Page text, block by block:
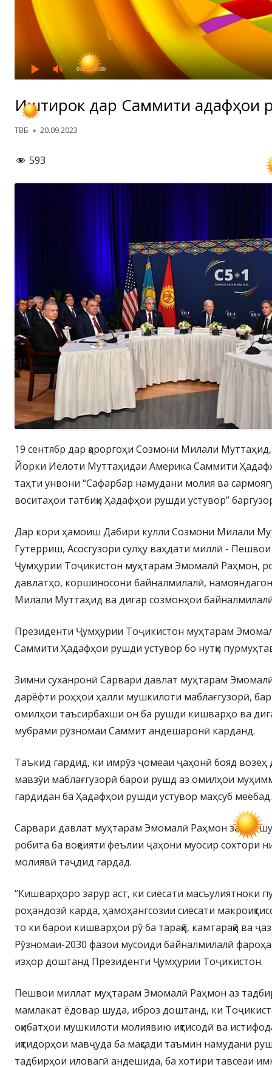
0:00 / 0:00
Иштирок дар Саммити Ҳадафҳои
Автор
ТВБ Опубликовано
20.09.2023
593
19 сентябр дар қароргоҳи Созмони Милали
Йорки Иёлоти Муттаҳидаи Америка Саммити
таҳти унвони “Сафарбар намудани молия ва
воситаҳои татбиқи Ҳадафҳои рушди устувор”
Дар кори ҳамоиш Дабири кулли Созмони Милали
Гутерриш, Асосгузори сулҳу ваҳдати миллӣ -
Ҷумҳурии Тоҷикистон муҳтарам Эмомалӣ Раҳмон,
давлатҳо, коршиносони байналмилалӣ,
Милали Муттаҳид ва дигар созмонҳои
Президенти Ҷумҳурии Тоҷикистон муҳтарам
Саммити Ҳадафҳои рушди устувор бо нутқи
Зимни суханронӣ Сарвари давлат муҳтарам
дарёфти роҳҳои ҳалли мушкилоти маблағгузорӣ,
омилҳои таъсирбахши он ба рушди кишварҳо ва
мубрами рӯзномаи Саммит андешаронӣ карданд.
Таъкид гардид, ки имрӯз ҷомеаи ҷаҳонӣ бояд возеҳ
мавзӯи маблағгузорӣ барои рушд аз омилҳои
гардидан ба Ҳадафҳои рушди устувор маҳсуб меёбад.
Сарвари давлат муҳтарам Эмомалӣ Раҳмон зарур
робита ба воқеияти феълии ҷаҳони муосир сохтори
молиявӣ таҷдид гардад.
“Кишварҳоро зарур аст, ки сиёсати масъулиятноки
роҳандозӣ карда, ҳамоҳангсозии сиёсати
то ки барои кишварҳои рӯ ба тараққӣ, камтараққӣ ва
Рӯзномаи-2030 фазои мусоиди байналмилалӣ
изҳор доштанд Президенти Ҷумҳурии Тоҷикистон.
Пешвои миллат муҳтарам Эмомалӣ Раҳмон аз
мамлакат ёдовар шуда, иброз доштанд, ки
оқибатҳои мушкилоти молиявию иқтисодӣ ва
иқтидорҳои мавҷуда ба мақсади таъмин намудани
тадбирҳои иловагӣ андешида, ба хотири тавсеаи